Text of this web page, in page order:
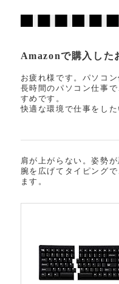
Amazonで購入した
お疲れ様です。パソコ
長時間のパソコン仕事
すめです。
快適な環境で仕事をした
肩が上がらない。姿勢が
腕を広げてタイピング
ます。